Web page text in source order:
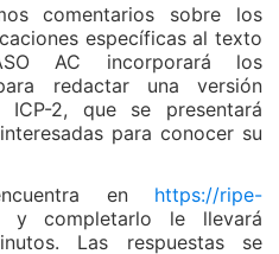
comentarios sobre los
específicas al texto
AC incorporará los
redactar una versión
ICP-2, que se presentará
para conocer su
en https://ripe-
y completarlo le llevará
Las respuestas se